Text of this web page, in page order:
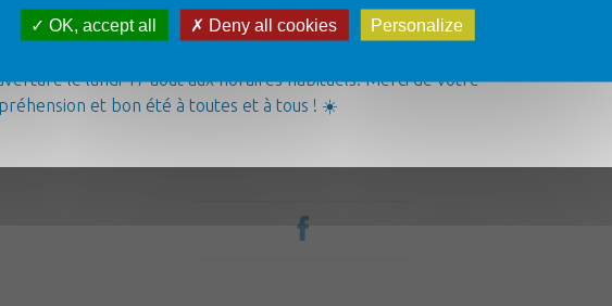
La commune
Pour tout âge
Démarches administratives
Loisirs & Tourisme
sera fermée du lundi 3 août au vendredi 14 août inclus. ✅ Un
le lundi 17 août aux horaires habituels. Merci de votre
et bon été à toutes et à tous ! ☀️
OK, accept all Deny all cookies Personalize